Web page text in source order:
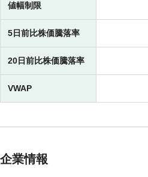
値幅制限
5日前比株価騰落率
20日前比株価騰落率
VWAP
企業情報